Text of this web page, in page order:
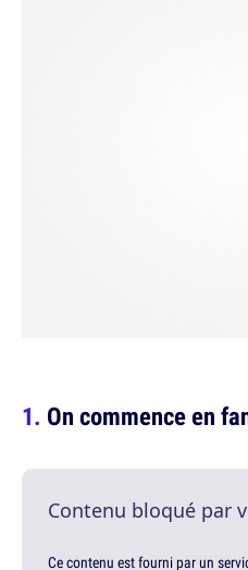
On commence en
Contenu bloqué par
Ce contenu est fourni par un